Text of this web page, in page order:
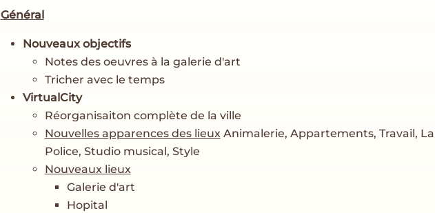
Général
Nouveaux objectifs
Notes des oeuvres à la galerie d'art
Tricher avec le temps
VirtualCity
Réorganisaiton complète de la ville
Nouvelles apparences des lieuxAnimalerie, Appartements, Travail,
Police, Studio musical, Style
Nouveaux lieux
Galerie d'art
Hopital